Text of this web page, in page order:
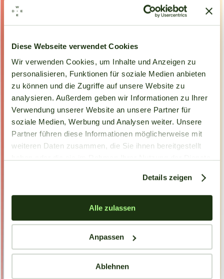
Diese Webseite verwendet Cookies
Wir verwenden Cookies, um Inhalte und Anzeigen zu
personalisieren, Funktionen für soziale Medien anbieten
zu können und die Zugriffe auf unsere Website zu
analysieren. Außerdem geben wir Informationen zu Ihrer
Verwendung unserer Website an unsere Partner für
soziale Medien, Werbung und Analysen weiter. Unsere
Partner führen diese Informationen möglicherweise mit
weiteren Daten zusammen, die Sie ihnen bereitgestellt
Details zeigen
Alle zulassen
Anpassen
Ablehnen
Kapseln